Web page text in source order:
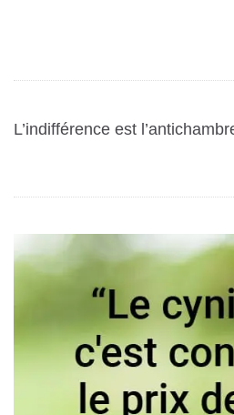
L’indifférence est